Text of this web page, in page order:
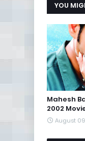
YOU
Mahesh
2002
August